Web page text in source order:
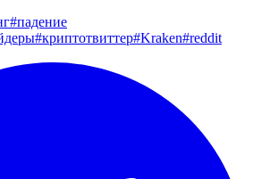
#падение
#криптотвиттер#Kraken#reddit